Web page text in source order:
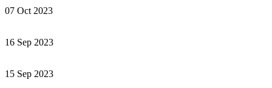
07 Oct 2023
16 Sep 2023
15 Sep 2023